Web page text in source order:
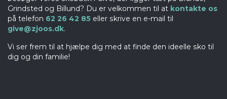
Grindsted og Billund? Du er velkommen til at kontakte os
på telefon 62 26 42 85 eller skrive en e-mail til
give@zjoos.dk.
Vi ser frem til at hjælpe dig med at finde den ideelle sko til
dig og din familie!